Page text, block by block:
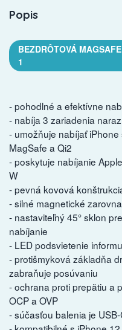
Popis
BEZDRÔTOVÁ
1
- pohodlné a efektívne
- nabíja 3 zariadenia
- umožňuje nabíjať
MagSafe a Qi2
- poskytuje nabíjanie
W
- pevná kovová
- silné magnetické
- nastaviteľný 45° sklon
nabíjanie
- LED podsvietenie
- protišmyková základňa
zabraňuje posúvaniu
- ochrana proti prepätiu a
OCP a OVP
- súčasťou balenia je